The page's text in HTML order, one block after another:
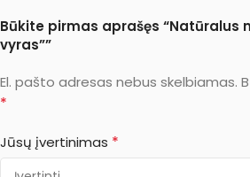
Būkite pirmas aprašęs “Natūralus
vyras””
El. pašto adresas nebus skelbiamas.
*
Jūsų įvertinimas *